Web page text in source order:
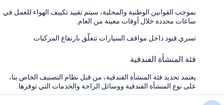
بموجب القوانين الوطنية والمحلية، سيتم تقييد تكييف الهواء للعمل في
ساعات محددة خلال أوقات معينة من العام.
تسري قيود داخل مواقف السيارات تتعلّق بارتفاع المركبات
فئة المنشأة الفندقية
يعتمد تحديد فئة المنشأة الفندقية، من قبل نظام التصنيف الخاص بنا،
على نوع المنشأة الفندقية ووسائل الراحة والخدمات التي توفرها.